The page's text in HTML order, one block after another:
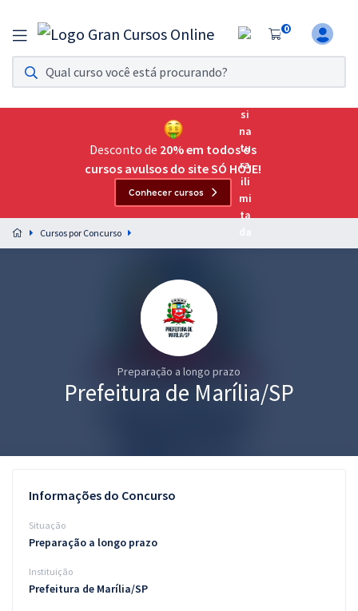
0
Assinatura Ilimitada 11
Acesso a todos os cursos. Teste grátis por 7 dias!
Assinatura OAB Até Passar
Acesso ilimitado a toda preparação para o Exame da
Preparação completa e intensiva para as principais
residências em saúde do Brasil
Graduação
Questões grátis
Blog
Desconto de 20% em todos os
cursos avulsos do site SÓ HOJE!
Conhecer cursos
Cursos por Concurso
Preparação a longo prazo
Prefeitura de Marília/SP
Informações do Concurso
Situação
Preparação a longo prazo
Instituição
Prefeitura de Marília/SP